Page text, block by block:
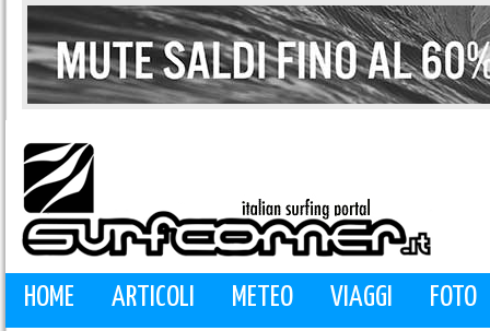
HOME ARTICOLI METEO VIAGGI FOTO